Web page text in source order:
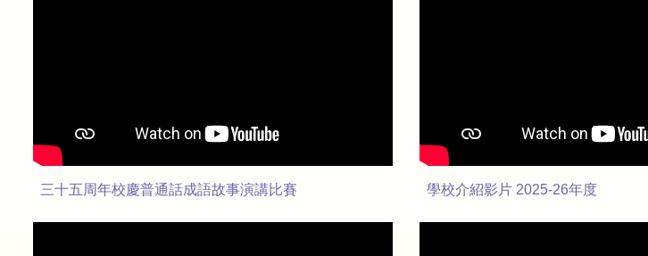
三十五周年校慶普通話成語故事演講比賽 學校介紹影片 2025-26年度